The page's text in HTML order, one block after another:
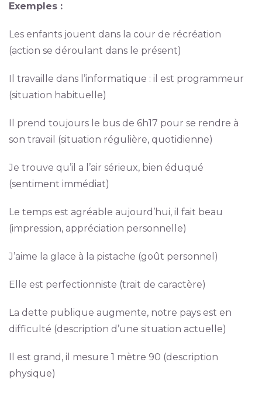
Exemples :
Les enfants jouent dans la cour de récréation
(action se déroulant dans le présent)
Il travaille dans l’informatique : il est programmeur
(situation habituelle)
Il prend toujours le bus de 6h17 pour se rendre à
son travail (situation régulière, quotidienne)
Je trouve qu’il a l’air sérieux, bien éduqué
(sentiment immédiat)
Le temps est agréable aujourd’hui, il fait beau
(impression, appréciation personnelle)
J’aime la glace à la pistache (goût personnel)
Elle est perfectionniste (trait de caractère)
La dette publique augmente, notre pays est en
difficulté (description d’une situation actuelle)
Il est grand, il mesure 1 mètre 90 (description
physique)